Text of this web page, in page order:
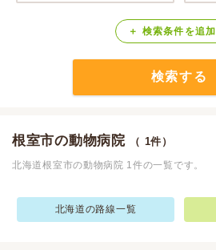
Calooペットとは？ 検索条件 を追加
検索する
根室市の動物病院 （ 1件）
北海道根室市の動物病院 1件の一覧です。
北海道の路線一覧